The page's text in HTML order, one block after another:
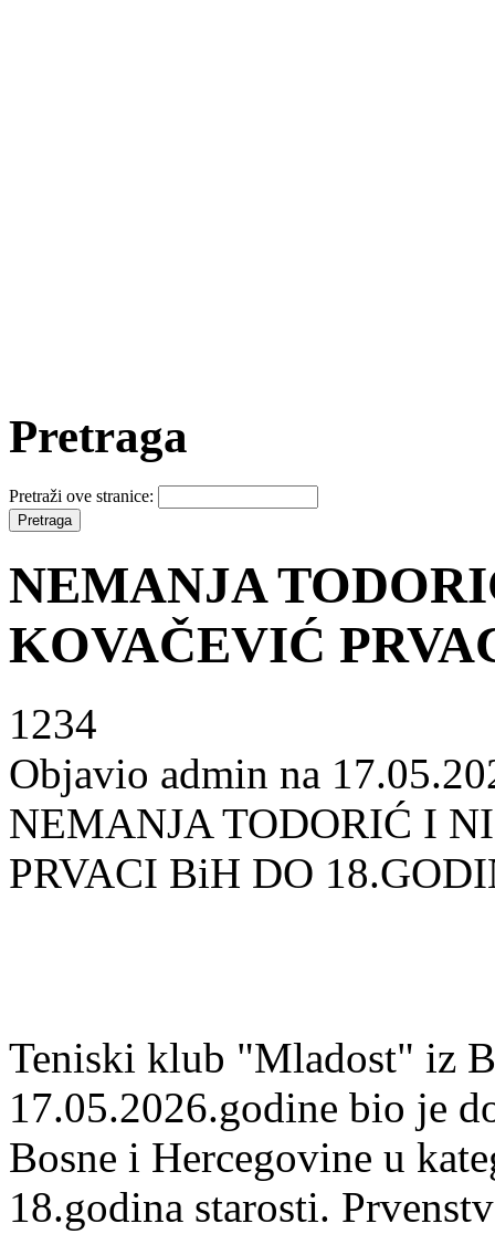
Pretraga
Pretraži ove stranice:
NEMANJA
KOVAČEVIĆ
1234
Objavio admin na
NEMANJA TODORIĆ I
PRVACI BiH DO
Teniski klub "Mladost" iz
17.05.2026.godine bio je
Bosne i Hercegovine u
18.godina starosti.